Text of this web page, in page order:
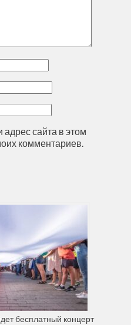
сайта в этом
комментариев.
бесплатный концерт